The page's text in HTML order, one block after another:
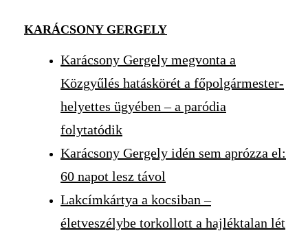
KARÁCSONY GERGELY
Karácsony Gergely megvonta a
Közgyűlés hatáskörét a főpolgármester-
helyettes ügyében – a paródia
folytatódik
Karácsony Gergely idén sem aprózza el:
60 napot lesz távol
Lakcímkártya a kocsiban –
életveszélybe torkollott a hajléktalan lét